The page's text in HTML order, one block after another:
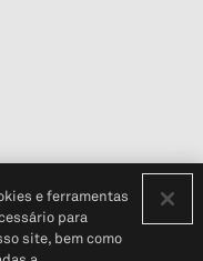
e ferramentas
para
site, bem como